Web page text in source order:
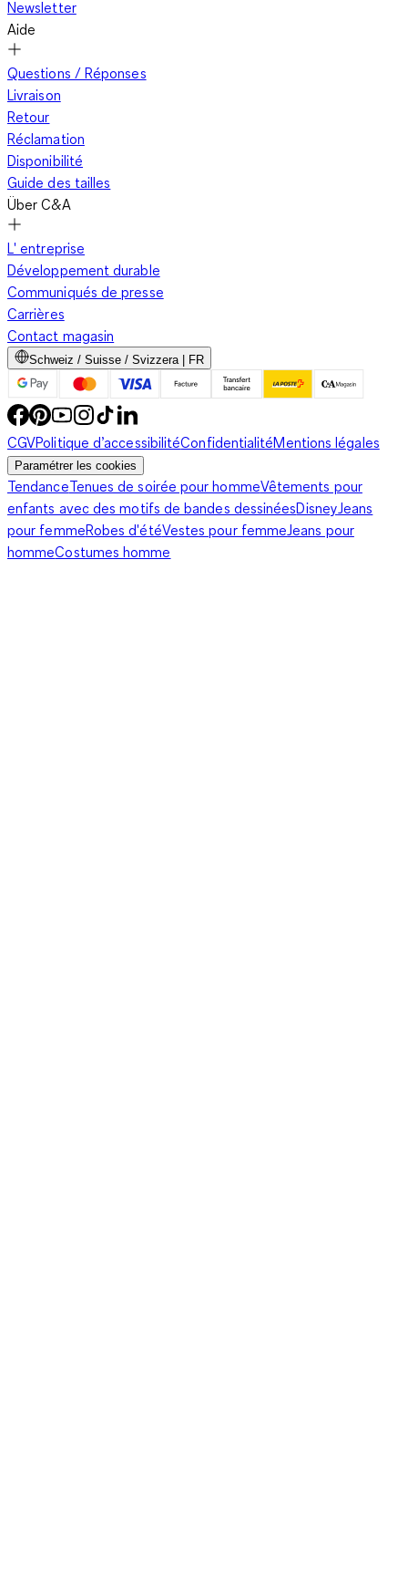
Newsletter
Aide
Questions / Réponses
Livraison
Retour
Réclamation
Disponibilité
Guide des tailles
Über C&A
L' entreprise
Développement durable
Communiqués de presse
Carrières
Contact magasin
Schweiz / Suisse / Svizzera | FR
CGVPolitique d’accessibilitéConfidentialitéMentions légales
Paramétrer les cookies
TendanceTenues de soirée pour hommeVêtements pour
enfants avec des motifs de bandes dessinéesDisneyJeans
pour femmeRobes d'étéVestes pour femmeJeans pour
hommeCostumes homme